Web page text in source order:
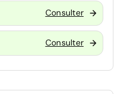
Consulter
Consulter